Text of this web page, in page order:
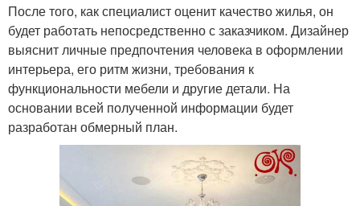
После того, как специалист оценит качество жилья, он
будет работать непосредственно с заказчиком. Дизайнер
выяснит личные предпочтения человека в оформлении
интерьера, его ритм жизни, требования к
функциональности мебели и другие детали. На
основании всей полученной информации будет
разработан обмерный план.